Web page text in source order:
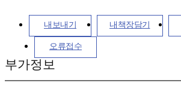
내보내기 내책장담기
오류접수
부가정보